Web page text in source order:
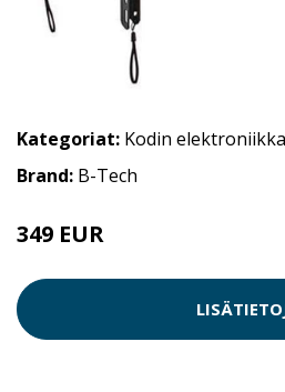
Kategoriat: Kodin elektroniikka
Brand: B-Tech
349 EUR